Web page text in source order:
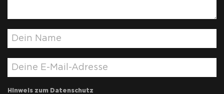
Hinweis zum Datenschutz